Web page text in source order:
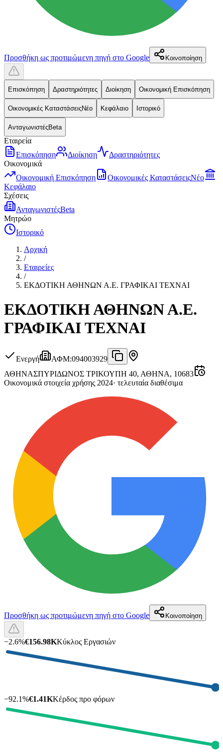
Προσθήκη ως προτιμώμενη πηγή στο Google Κοινοποίηση
Επισκόπηση Δραστηριότητες Διοίκηση Οικονομική Επισκόπηση
Οικονομικές ΚαταστάσειςΝέο Κεφάλαιο Ιστορικό
ΑνταγωνιστέςBeta
Εταιρεία
Επισκόπηση
Διοίκηση
Δραστηριότητες
Οικονομικά
Οικονομική Επισκόπηση
Οικονομικές ΚαταστάσειςΝέο
Κεφάλαιο
Σχέσεις
ΑνταγωνιστέςBeta
Μητρώο
Ιστορικό
Αρχική
/
Εταιρείες
/
ΕΚΔΟΤΙΚΗ ΑΘΗΝΩΝ Α.Ε. ΓΡΑΦΙΚΑΙ ΤΕΧΝΑΙ
ΕΚΔΟΤΙΚΗ ΑΘΗΝΩΝ Α.Ε.
ΓΡΑΦΙΚΑΙ ΤΕΧΝΑΙ
Ενεργή ΑΦΜ:094003929
ΑΘΗΝΑΣΠΥΡΙΔΩΝΟΣ ΤΡΙΚΟΥΠΗ 40, ΑΘΗΝΑ, 10683
Οικονομικά στοιχεία χρήσης 2024· τελευταία διαθέσιμα
Προσθήκη ως προτιμώμενη πηγή στο Google Κοινοποίηση
−2.6%€156.98KΚύκλος Εργασιών
−92.1%€1.41KΚέρδος προ φόρων